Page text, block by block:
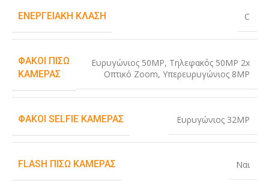
ΕΝΕΡΓΕΙΑΚΉ ΚΛΆΣΗ C
ΦΑΚΟΊ ΠΊΣΩ
ΚΆΜΕΡΑΣ
Ευρυγώνιος 50MP, Τηλεφακός 50MP 2x
Οπτικό Zoom, Υπερευρυγώνιος 8MP
ΦΑΚΟΊ SELFIE ΚΆΜΕΡΑΣ Ευρυγώνιος 32MP
FLASH ΠΊΣΩ ΚΆΜΕΡΑΣ Ναι